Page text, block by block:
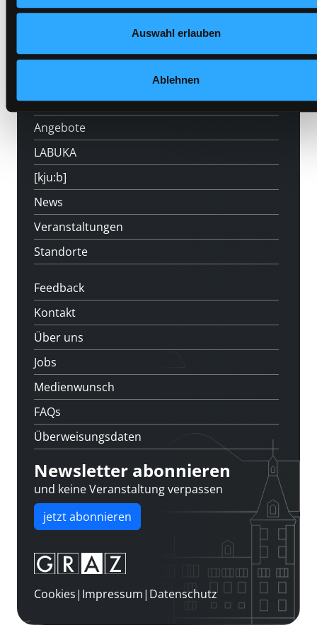
Auswahl erlauben
Ablehnen
Hotline (Mo-Fr 9 bis 17 Uhr): 0316 872-
Mitgliedschaft
Angebote
LABUKA
[kju:b]
News
Veranstaltungen
Standorte
Feedback
Kontakt
Über uns
Jobs
Medienwunsch
FAQs
Überweisungsdaten
Newsletter abonnieren
und keine Veranstaltung verpassen
jetzt abonnieren
Cookies| Impressum| Datenschutz